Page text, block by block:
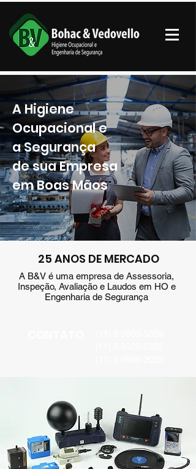
A Higiene
Ocupacional e
a Segurança
de sua Empresa
em Boas Mãos
25 ANOS DE MERCADO
A B&V é uma empresa de Assessoria,
Inspeção, Avaliação e Laudos em HO e
Engenharia de Segurança